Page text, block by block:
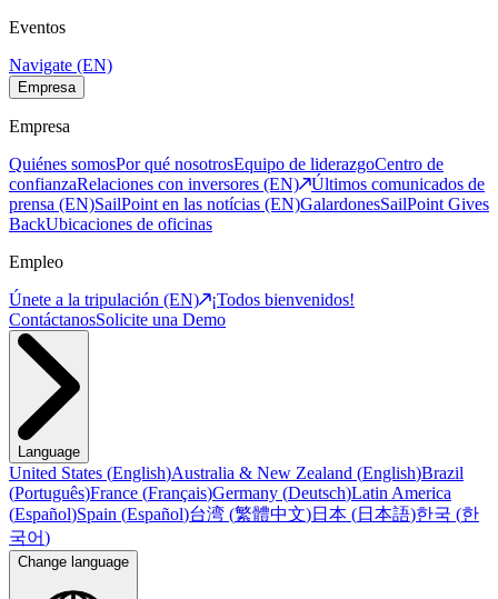
Eventos
Navigate (EN)
Empresa
Empresa
Quiénes somosPor qué nosotrosEquipo de liderazgoCentro de
confianzaRelaciones con inversores (EN)
Últimos comunicados de
prensa (EN)SailPoint en las notícias (EN)GalardonesSailPoint Gives
BackUbicaciones de oficinas
Empleo
Únete a la tripulación (EN)
¡Todos bienvenidos!
ContáctanosSolicite una Demo
Language
United States (English)Australia & New Zealand (English)Brazil
(Português)France (Français)Germany (Deutsch)Latin America
(Español)Spain (Español)台湾 (繁體中文)日本 (日本語)한국 (한
국어)
Change language